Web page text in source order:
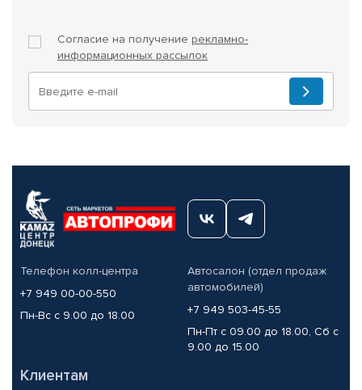
Согласие на получение рекламно-
информационных рассылок
Телефон колл-центра
+7 949 00-00-550
Пн-Вс с 9.00 до 18.00
Автосалон (отдел продаж
автомобилей)
+7 949 503-45-55
Пн-Пт с 09.00 до 18.00, Сб с
9.00 до 15.00
Клиентам